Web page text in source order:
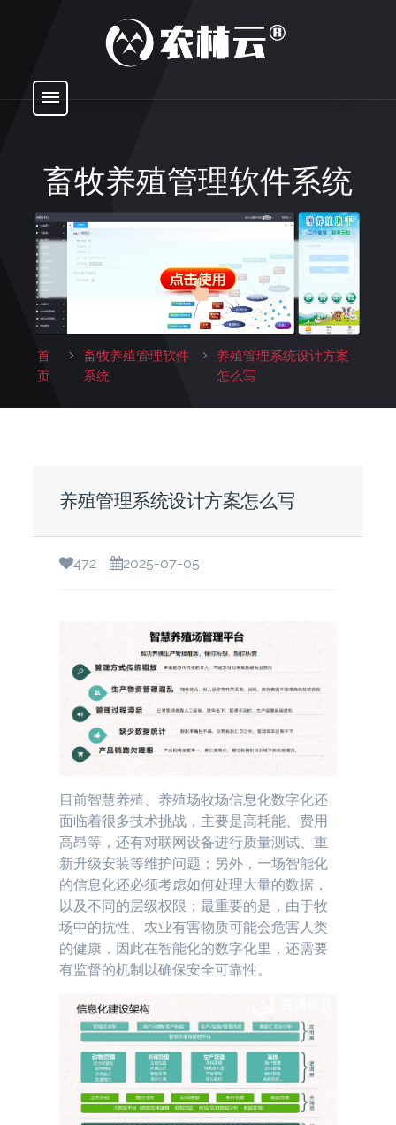
畜牧养殖管理软件系统
首
页
> 畜牧养殖管理软件
系统
> 养殖管理系统设计方案
怎么写
养殖管理系统设计方案怎么写
472 2025-07-05
目前智慧养殖、养殖场牧场信息化数字化还
面临着很多技术挑战，主要是高耗能、费用
高昂等，还有对联网设备进行质量测试、重
新升级安装等维护问题；另外，一场智能化
的信息化还必须考虑如何处理大量的数据，
以及不同的层级权限；最重要的是，由于牧
场中的抗性、农业有害物质可能会危害人类
的健康，因此在智能化的数字化里，还需要
有监督的机制以确保安全可靠性。